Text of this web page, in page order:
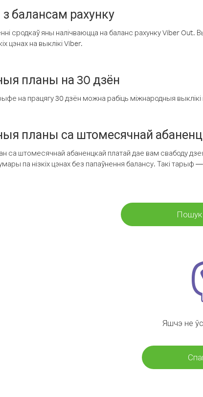
балансам рахунку
сродкаў яны налічваюцца на баланс рахунку Viber
цэнах на выклікі Viber.
планы на 30 дзён
на працягу 30 дзён можна рабіць міжнародныя выклікі
планы са штомесячнай
са штомесячнай абаненцкай платай дае вам свабоду
па нізкіх цэнах без папаўнення балансу. Такі тарыф
Пошук
Яшчэ не